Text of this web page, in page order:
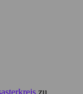
zu